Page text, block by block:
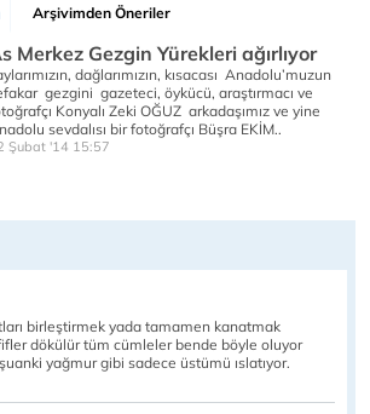
Arşivimden Öneriler
Merkez Gezgin Yürekleri ağırlıyor
dağlarımızın, kısacası Anadolu’muzun
gezgini gazeteci, öykücü, araştırmacı ve
Konyalı Zeki OĞUZ arkadaşımız ve yine
sevdalısı bir fotoğrafçı Büşra EKİM..
Şubat '14 15:57
birleştirmek yada tamamen kanatmak
dökülür tüm cümleler bende böyle oluyor
yağmur gibi sadece üstümü ıslatıyor.